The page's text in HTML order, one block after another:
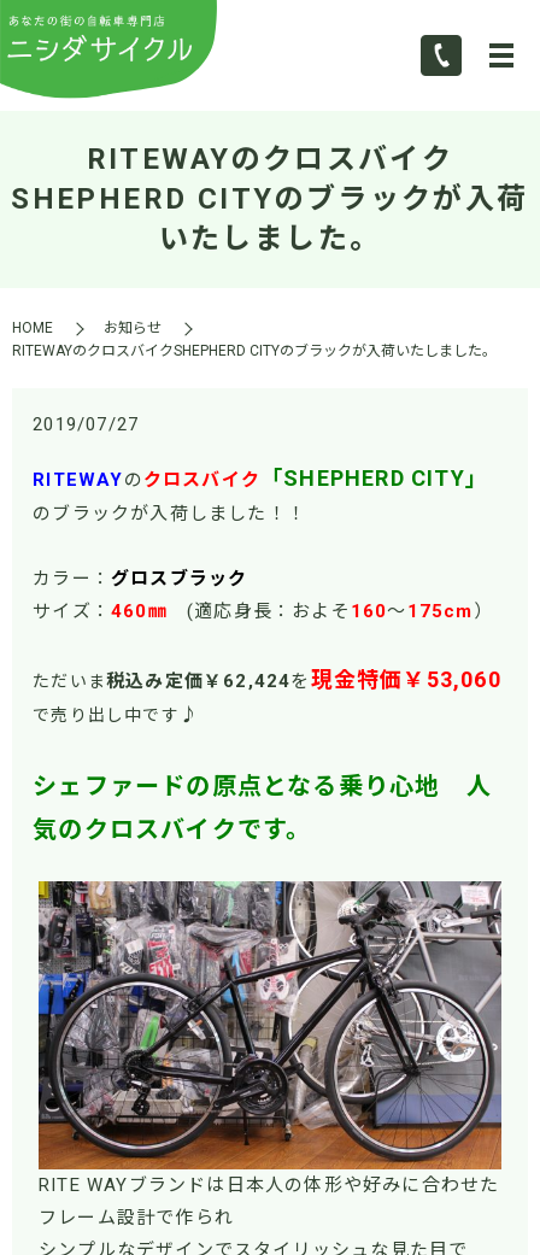
RITEWAYのクロスバイク
SHEPHERD CITYのブラックが入荷
いたしました。
HOME
お知らせ
RITEWAYのクロスバイクSHEPHERD CITYのブラックが入荷いたしました。
2019/07/27
RITEWAYの クロスバイク 「SHEPHERD CITY」
のブラックが入荷しました！！
カラー： グロスブラック
サイズ： 460㎜ (適応身長：およそ 160～175cm ）
ただいま税込み定価￥62 ,424を 現金特価￥53,060
で売り出し中です ♪
シェファードの原点となる乗り心地 人
気のクロスバイクです。
RITE WAYブランドは日本人の体形や好みに合わせた
フレーム設計で作られ
シンプルなデザインでスタイリッシュな見た目で